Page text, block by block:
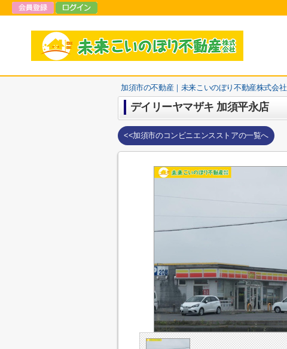
加須市の不動産｜未来こいのぼり不動産株式会社
デイリーヤマザキ 加須平永店
<<加須市のコンビニエンスストアの一覧へ